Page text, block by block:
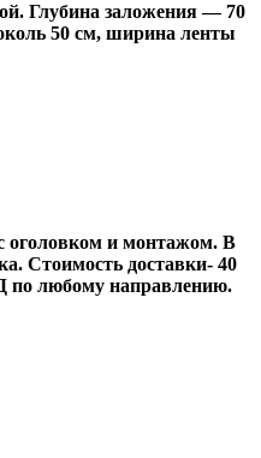
Глубина заложения — 70
50 см, ширина ленты
оголовком и монтажом. В
Стоимость доставки- 40
любому направлению.